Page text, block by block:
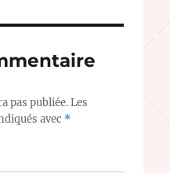
pas publiée. Les
avec *